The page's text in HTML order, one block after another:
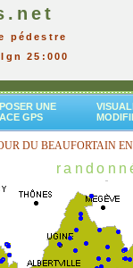
pédestre
25:000
UNE
GPS
DU BEAUFORTAIN